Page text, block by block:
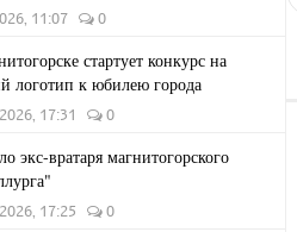
11:07 0
стартует конкурс на
логотип к юбилею города
17:31 0
экс-вратаря магнитогорского
17:25 0